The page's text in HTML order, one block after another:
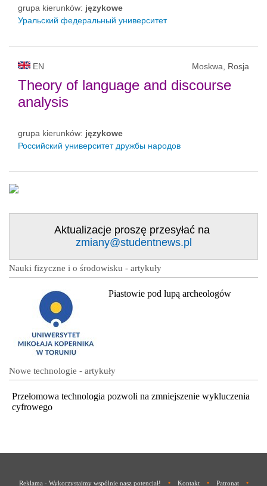
grupa kierunków: językowe
Уральский федеральный университет
EN Moskwa, Rosja
Theory of language and discourse
analysis
grupa kierunków: językowe
Российский университет дружбы народов
Aktualizacje proszę przesyłać na
zmiany@studentnews.pl
Nauki fizyczne i o środowisku - artykuły
Piastowie pod lupą archeologów
Nowe technologie - artykuły
Przełomowa technologia pozwoli na zmniejszenie wykluczenia
cyfrowego
Reklama - Wykorzystajmy wspólnie nasz potencjał! • Kontakt • Patronat •